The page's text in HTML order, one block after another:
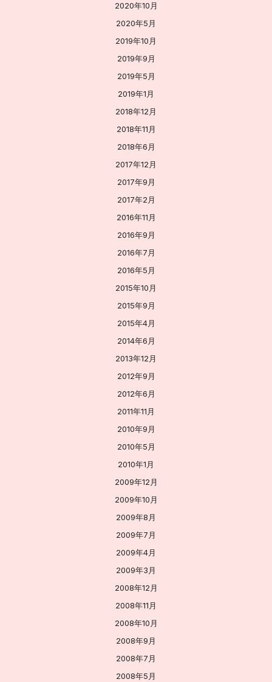
2020年10月
2020年5月
2019年10月
2019年9月
2019年5月
2019年1月
2018年12月
2018年11月
2018年6月
2017年12月
2017年9月
2017年2月
2016年11月
2016年9月
2016年7月
2016年5月
2015年10月
2015年9月
2015年4月
2014年6月
2013年12月
2012年9月
2012年6月
2011年11月
2010年9月
2010年5月
2010年1月
2009年12月
2009年10月
2009年8月
2009年7月
2009年4月
2009年3月
2008年12月
2008年11月
2008年10月
2008年9月
2008年7月
2008年5月